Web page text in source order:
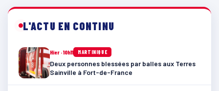
L'ACTU EN CONTINU
Hier · 10h11 MARTINIQUE
Deux personnes blessées par balles aux Terres
Sainville à Fort-de-France